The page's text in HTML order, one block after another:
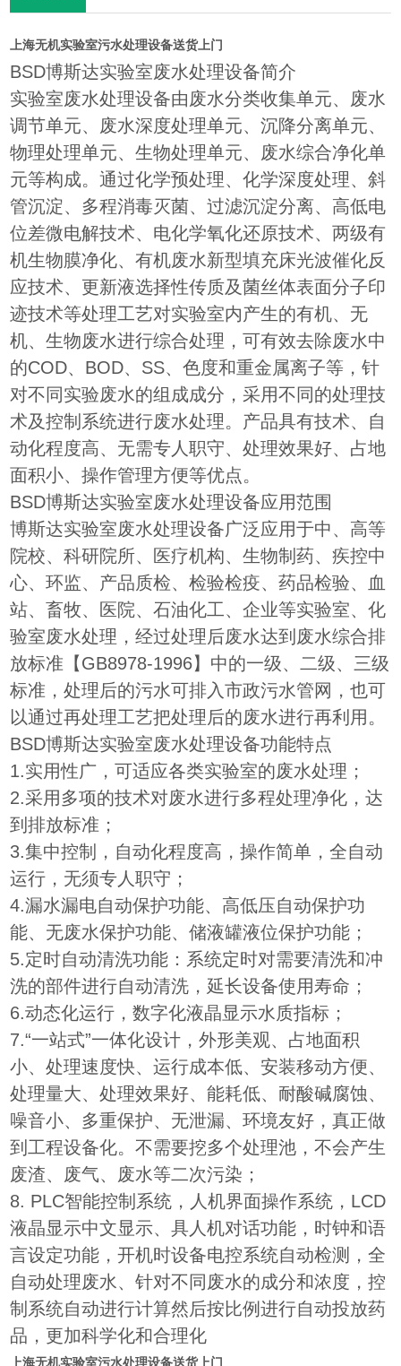
上海无机实验室污水处理设备送货上门
BSD博斯达实验室废水处理设备简介
实验室废水处理设备由废水分类收集单元、废水
调节单元、废水深度处理单元、沉降分离单元、
物理处理单元、生物处理单元、废水综合净化单
元等构成。通过化学预处理、化学深度处理、斜
管沉淀、多程消毒灭菌、过滤沉淀分离、高低电
位差微电解技术、电化学氧化还原技术、两级有
机生物膜净化、有机废水新型填充床光波催化反
应技术、更新液选择性传质及菌丝体表面分子印
迹技术等处理工艺对实验室内产生的有机、无
机、生物废水进行综合处理，可有效去除废水中
的COD、BOD、SS、色度和重金属离子等，针
对不同实验废水的组成成分，采用不同的处理技
术及控制系统进行废水处理。产品具有技术、自
动化程度高、无需专人职守、处理效果好、占地
面积小、操作管理方便等优点。
BSD博斯达实验室废水处理设备应用范围
博斯达实验室废水处理设备广泛应用于中、高等
院校、科研院所、医疗机构、生物制药、疾控中
心、环监、产品质检、检验检疫、药品检验、血
站、畜牧、医院、石油化工、企业等实验室、化
验室废水处理，经过处理后废水达到废水综合排
放标准【GB8978-1996】中的一级、二级、三级
标准，处理后的污水可排入市政污水管网，也可
以通过再处理工艺把处理后的废水进行再利用。
BSD博斯达实验室废水处理设备功能特点
1.实用性广，可适应各类实验室的废水处理；
2.采用多项的技术对废水进行多程处理净化，达
到排放标准；
3.集中控制，自动化程度高，操作简单，全自动
运行，无须专人职守；
4.漏水漏电自动保护功能、高低压自动保护功
能、无废水保护功能、储液罐液位保护功能；
5.定时自动清洗功能：系统定时对需要清洗和冲
洗的部件进行自动清洗，延长设备使用寿命；
6.动态化运行，数字化液晶显示水质指标；
7.“一站式”一体化设计，外形美观、占地面积
小、处理速度快、运行成本低、安装移动方便、
处理量大、处理效果好、能耗低、耐酸碱腐蚀、
噪音小、多重保护、无泄漏、环境友好，真正做
到工程设备化。不需要挖多个处理池，不会产生
废渣、废气、废水等二次污染；
8. PLC智能控制系统，人机界面操作系统，LCD
液晶显示中文显示、具人机对话功能，时钟和语
言设定功能，开机时设备电控系统自动检测，全
自动处理废水、针对不同废水的成分和浓度，控
制系统自动进行计算然后按比例进行自动投放药
品，更加科学化和合理化
上海无机实验室污水处理设备送货上门